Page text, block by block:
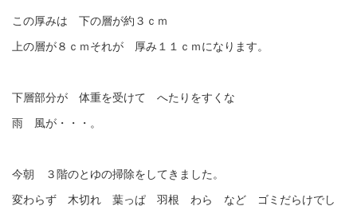
この厚みは 下の層が約３ｃｍ
上の層が８ｃｍそれが 厚み１１ｃｍになります。
下層部分が 体重を受けて へたりをすくな
雨 風が・・・。
今朝 ３階のとゆの掃除をしてきました。
変わらず 木切れ 葉っぱ 羽根 わら など ゴミだらけでし